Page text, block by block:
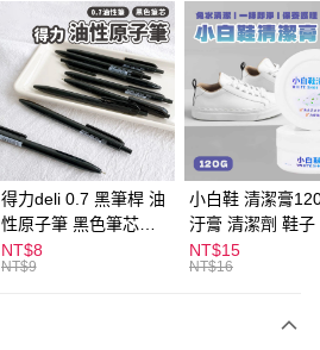
得力deli 0.7 黑筆桿 油
性原子筆 黑色筆芯
S304
NT$8
NT$9
小白鞋 清潔膏
汙膏 清潔劑 鞋子
漬 白皮鞋 鞋油
NT$15
NT$16